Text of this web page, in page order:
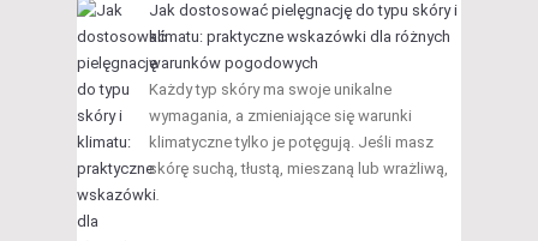
Jak dostosować pielęgnację do typu skóry i
klimatu: praktyczne wskazówki dla różnych
warunków pogodowych
Każdy typ skóry ma swoje unikalne
wymagania, a zmieniające się warunki
klimatyczne tylko je potęgują. Jeśli masz
skórę suchą, tłustą, mieszaną lub wrażliwą,
…